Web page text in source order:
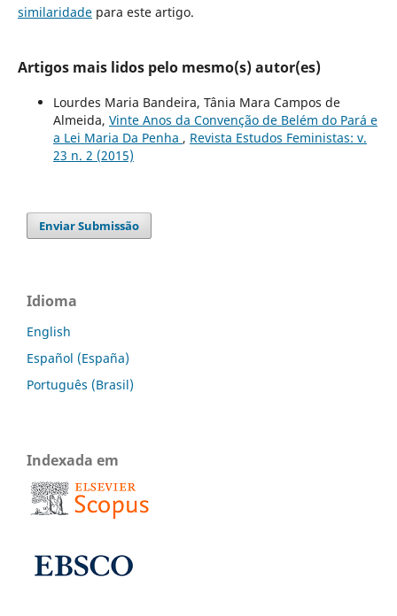
similaridadepara este artigo.
Artigos mais lidos pelo mesmo(s) autor(es)
Lourdes Maria Bandeira, Tânia Mara Campos de
Almeida, Vinte Anos da Convenção de Belém do Pará e
a Lei Maria Da Penha , Revista Estudos Feministas: v.
23 n. 2 (2015)
Enviar Submissão
Idioma
English
Español (España)
Português (Brasil)
Indexada em